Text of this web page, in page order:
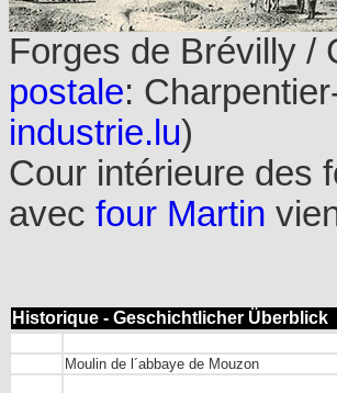
Forges de Brévilly /
postale:
industrie.lu)
Cour intérieure des
avec four Martin
Historique - Geschichtlicher Überblick
Moulin de l´abbaye de Mouzon